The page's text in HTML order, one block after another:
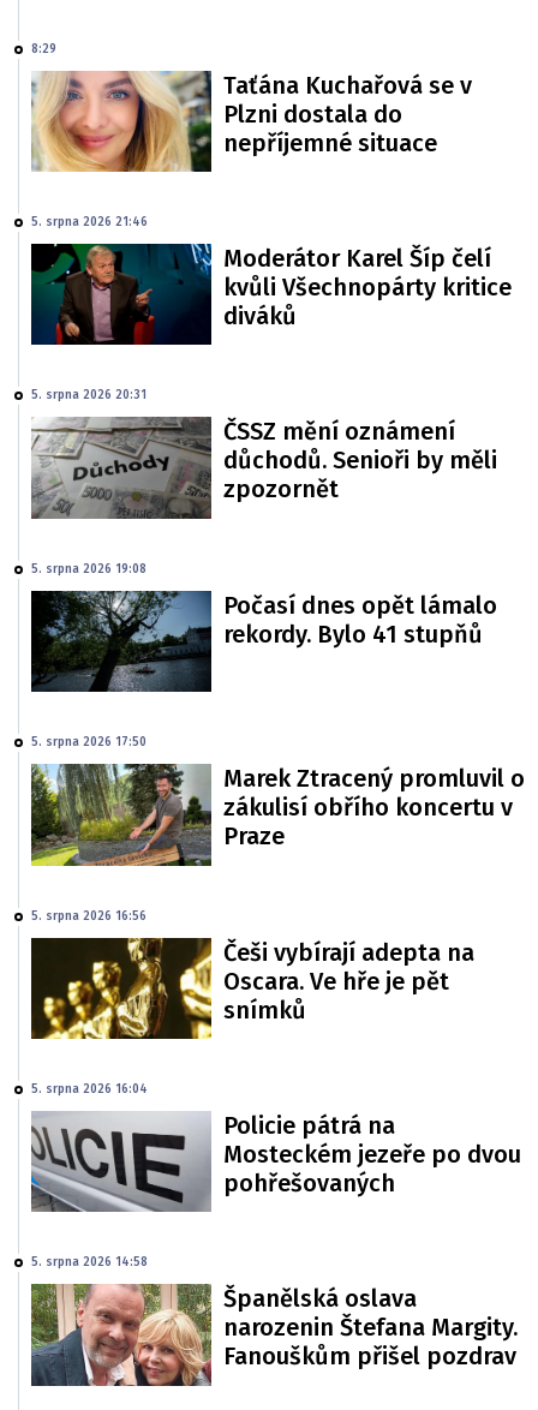
8:29
Taťána Kuchařová se v
Plzni dostala do
nepříjemné situace
5. srpna 2026 21:46
Moderátor Karel Šíp čelí
kvůli Všechnopárty kritice
diváků
5. srpna 2026 20:31
ČSSZ mění oznámení
důchodů. Senioři by měli
zpozornět
5. srpna 2026 19:08
Počasí dnes opět lámalo
rekordy. Bylo 41 stupňů
5. srpna 2026 17:50
Marek Ztracený promluvil o
zákulisí obřího koncertu v
Praze
5. srpna 2026 16:56
Češi vybírají adepta na
Oscara. Ve hře je pět
snímků
5. srpna 2026 16:04
Policie pátrá na
Mosteckém jezeře po dvou
pohřešovaných
5. srpna 2026 14:58
Španělská oslava
narozenin Štefana Margity.
Fanouškům přišel pozdrav